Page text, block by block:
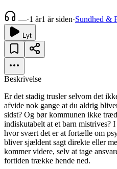
—·1 år1 år siden·Sundhed &
Lyt
Beskrivelse
Er det stadig trusler selvom det
afvide nok gange at du aldrig
sidst? Og bør kommunen ikke
indiskutabelt at et barn mistrives?
hvor svært det er at fortælle om
bliver sjældent sagt direkte eller
kommer videre, selv at tage
fortiden trække hende ned.